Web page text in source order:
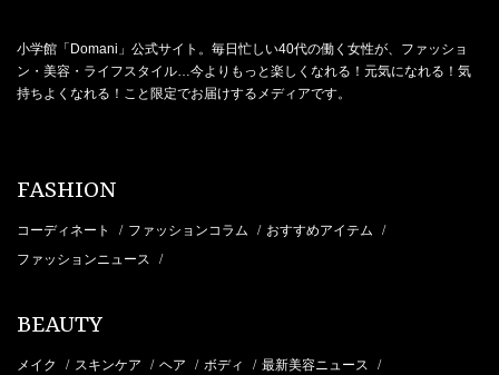
小学館「Domani」公式サイト。毎日忙しい40代の働く女性が、ファッショ
ン・美容・ライフスタイル…今よりもっと楽しくなれる！元気になれる！気
持ちよくなれる！こと限定でお届けするメディアです。
FASHION
コーディネート / ファッションコラム / おすすめアイテム /
ファッションニュース /
BEAUTY
メイク / スキンケア / ヘア / ボディ / 最新美容ニュース /